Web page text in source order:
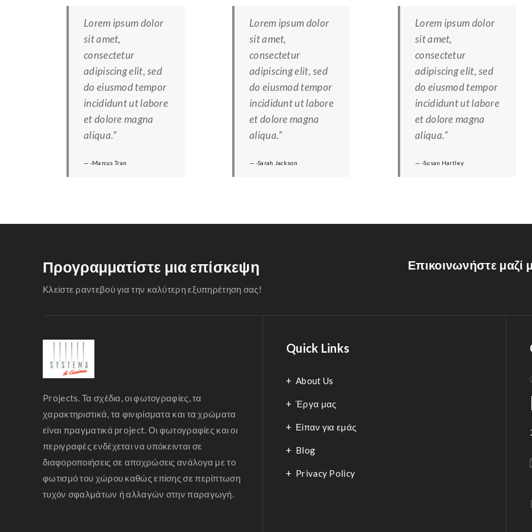
Lorem ipsum dolor
sit amet,
consectetur
adipiscing elit, sed
do eiusmod tempor
incididunt ut labore
et dolore magna
aliqua.”
-Marcus Tran
Lorem ipsum dolor
sit amet,
consectetur
adipiscing elit, sed
do eiusmod tempor
incididunt ut labore
et dolore magna
aliqua.”
-Sarah Jackson
Lorem ipsum dolor
sit amet,
consectetur
adipiscing elit, sed
do eiusmod tempor
incididunt ut labore
et dolore magna
aliqua.”
-Susan Hartley
Προγραμματίστε μια επίσκεψη
Κλείστε ραντεβού για την καλύτερη εξυπηρέτηση σας!
Επικοινωνήστε μαζί
Projects. Τα σχέδια, οι φωτογραφίες, τα
χαρακτηριστικά, τα φινιρίσματα και τα χρώματα
είναι πραγματικά project. Οι φωτογραφίες και οι
περιγραφές ενδέχεται να υπόκεινται σε
διαφοροποιήσεις σε αποχρώσεις ανάλογα με το
φωτισμό του χώρου καθώς επίσης σε περίπτωση
τυχόν σφαλμάτων ή αλλαγών στην παραγωγή.
Quick Links
About Us
Έργα μας
Είπαν για εμάς
Blog
Privacy Policy